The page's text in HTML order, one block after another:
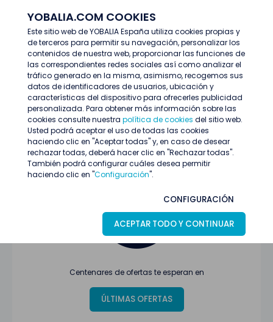
YOBALIA.COM COOKIES
Este sitio web de YOBALIA España utiliza cookies propias y
de terceros para permitir su navegación, personalizar los
contenidos de nuestra web, proporcionar las funciones de
las correspondientes redes sociales así como analizar el
tráfico generado en la misma, asimismo, recogemos sus
datos de identificadores de usuarios, ubicación y
características del dispositivo para ofrecerles publicidad
personalizada. Para obtener más información sobre las
cookies consulte nuestra política de cookies del sitio web.
Usted podrá aceptar el uso de todas las cookies
haciendo clic en "Aceptar todas" y, en caso de desear
rechazar todas, deberá hacer clic en "Rechazar todas".
También podrá configurar cuáles desea permitir
haciendo clic en "Configuración".
CONFIGURACIÓN
ACEPTAR TODO Y CONTINUAR
Últimas ofertas
Oferta no encontrada o ha finalizado su
proceso de selección
Centenares de ofertas te esperan en
ÚLTIMAS OFERTAS